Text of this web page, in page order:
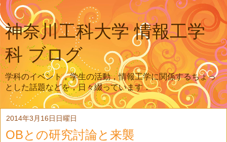
神奈川工科大学 情報工学
科 ブログ
学科のイベント，学生の活動，情報工学に関係するちょっ
とした話題などを，日々綴っています．
2014年3月16日日曜日
OBとの研究討論と来襲